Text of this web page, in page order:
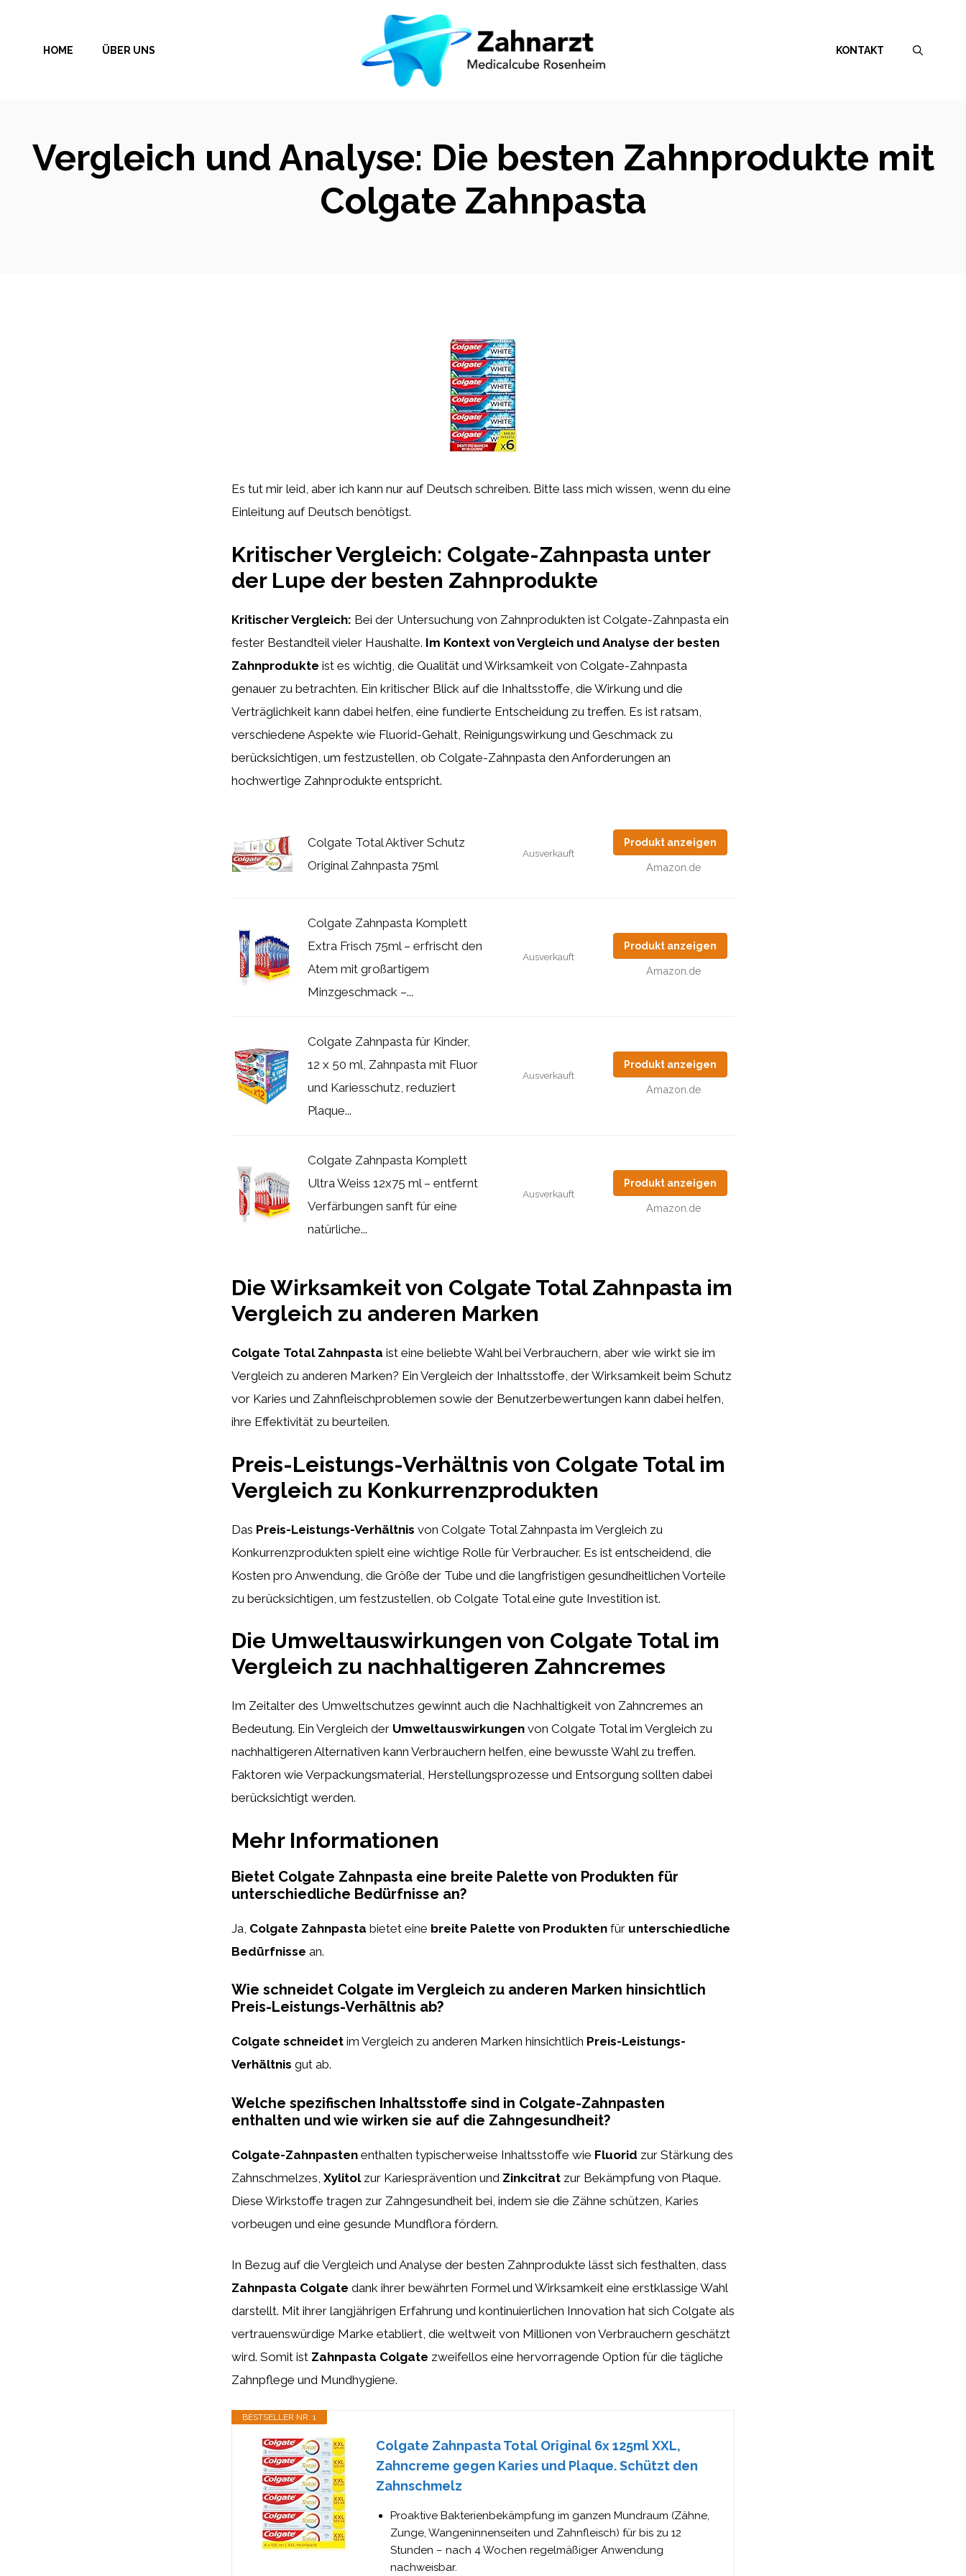
springenHOME ÜBER UNS KONTAKT
Vergleich und Analyse: Die besten Zahnprodukte mit
Colgate Zahnpasta
Es tut mir leid, aber ich kann nur auf Deutsch schreiben. Bitte lass mich wissen, wenn du eine
Einleitung auf Deutsch benötigst.
Kritischer Vergleich: Colgate-Zahnpasta unter
der Lupe der besten Zahnprodukte
Kritischer Vergleich: Bei der Untersuchung von Zahnprodukten ist Colgate-Zahnpasta ein
fester Bestandteil vieler Haushalte. Im Kontext von Vergleich und Analyse der besten
Zahnprodukte ist es wichtig, die Qualität und Wirksamkeit von Colgate-Zahnpasta
genauer zu betrachten. Ein kritischer Blick auf die Inhaltsstoffe, die Wirkung und die
Verträglichkeit kann dabei helfen, eine fundierte Entscheidung zu treffen. Es ist ratsam,
verschiedene Aspekte wie Fluorid-Gehalt, Reinigungswirkung und Geschmack zu
berücksichtigen, um festzustellen, ob Colgate-Zahnpasta den Anforderungen an
hochwertige Zahnprodukte entspricht.
Colgate Total Aktiver Schutz
Original Zahnpasta 75ml
Ausverkauft
Produkt anzeigen
Amazon.de
Colgate Zahnpasta Komplett
Extra Frisch 75ml – erfrischt den
Atem mit großartigem
Minzgeschmack –...
Ausverkauft
Produkt anzeigen
Amazon.de
Colgate Zahnpasta für Kinder,
12 x 50 ml, Zahnpasta mit Fluor
und Kariesschutz, reduziert
Plaque...
Ausverkauft
Produkt anzeigen
Amazon.de
Colgate Zahnpasta Komplett
Ultra Weiss 12x75 ml – entfernt
Verfärbungen sanft für eine
natürliche...
Ausverkauft
Produkt anzeigen
Amazon.de
Die Wirksamkeit von Colgate Total Zahnpasta im
Vergleich zu anderen Marken
Colgate Total Zahnpasta ist eine beliebte Wahl bei Verbrauchern, aber wie wirkt sie im
Vergleich zu anderen Marken? Ein Vergleich der Inhaltsstoffe, der Wirksamkeit beim Schutz
vor Karies und Zahnfleischproblemen sowie der Benutzerbewertungen kann dabei helfen,
ihre Effektivität zu beurteilen.
Preis-Leistungs-Verhältnis von Colgate Total im
Vergleich zu Konkurrenzprodukten
Das Preis-Leistungs-Verhältnis von Colgate Total Zahnpasta im Vergleich zu
Konkurrenzprodukten spielt eine wichtige Rolle für Verbraucher. Es ist entscheidend, die
Kosten pro Anwendung, die Größe der Tube und die langfristigen gesundheitlichen Vorteile
zu berücksichtigen, um festzustellen, ob Colgate Total eine gute Investition ist.
Die Umweltauswirkungen von Colgate Total im
Vergleich zu nachhaltigeren Zahncremes
Im Zeitalter des Umweltschutzes gewinnt auch die Nachhaltigkeit von Zahncremes an
Bedeutung. Ein Vergleich der Umweltauswirkungen von Colgate Total im Vergleich zu
nachhaltigeren Alternativen kann Verbrauchern helfen, eine bewusste Wahl zu treffen.
Faktoren wie Verpackungsmaterial, Herstellungsprozesse und Entsorgung sollten dabei
berücksichtigt werden.
Mehr Informationen
Bietet Colgate Zahnpasta eine breite Palette von Produkten für
unterschiedliche Bedürfnisse an?
Ja, Colgate Zahnpasta bietet eine breite Palette von Produkten für unterschiedliche
Bedürfnisse an.
Wie schneidet Colgate im Vergleich zu anderen Marken hinsichtlich
Preis-Leistungs-Verhältnis ab?
Colgate schneidet im Vergleich zu anderen Marken hinsichtlich Preis-Leistungs-
Verhältnis gut ab.
Welche spezifischen Inhaltsstoffe sind in Colgate-Zahnpasten
enthalten und wie wirken sie auf die Zahngesundheit?
Colgate-Zahnpasten enthalten typischerweise Inhaltsstoffe wie Fluorid zur Stärkung des
Zahnschmelzes, Xylitolzur Kariesprävention und Zinkcitrat zur Bekämpfung von Plaque.
Diese Wirkstoffe tragen zur Zahngesundheit bei, indem sie die Zähne schützen, Karies
vorbeugen und eine gesunde Mundflora fördern.
In Bezug auf die Vergleich und Analyse der besten Zahnprodukte lässt sich festhalten, dass
Zahnpasta Colgate dank ihrer bewährten Formel und Wirksamkeit eine erstklassige Wahl
darstellt. Mit ihrer langjährigen Erfahrung und kontinuierlichen Innovation hat sich Colgate als
vertrauenswürdige Marke etabliert, die weltweit von Millionen von Verbrauchern geschätzt
wird. Somit ist Zahnpasta Colgate zweifellos eine hervorragende Option für die tägliche
Zahnpflege und Mundhygiene.
BESTSELLER NR. 1
Colgate Zahnpasta Total Original 6x 125ml XXL,
Zahncreme gegen Karies und Plaque. Schützt den
Zahnschmelz
Proaktive Bakterienbekämpfung im ganzen Mundraum (Zähne,
Zunge, Wangeninnenseiten und Zahnfleisch) für bis zu 12
Stunden – nach 4 Wochen regelmäßiger Anwendung
nachweisbar.